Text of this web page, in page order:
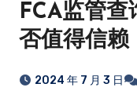
FCA监管
否值得信赖
2024 年 7 月 3 日